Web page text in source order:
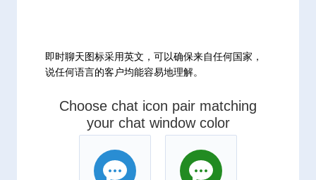
即时聊天图标采用英文，可以确保来自任何国家，
说任何语言的客户均能容易地理解。
Choose chat icon pair matching
your chat window color